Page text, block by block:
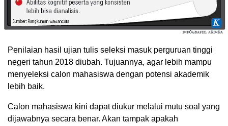
Penilaian hasil ujian tulis seleksi masuk perguruan tinggi
negeri tahun 2018 diubah. Tujuannya, agar lebih mampu
menyeleksi calon mahasiswa dengan potensi akademik
lebih baik.
Calon mahasiswa kini dapat diukur melalui mutu soal yang
dijawabnya secara benar. Akan tampak apakah